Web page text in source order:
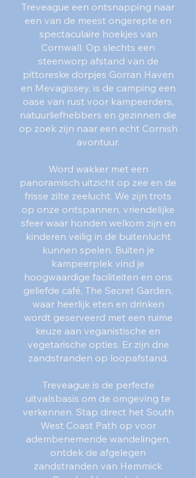
Treveague een ontsnapping naar
een van de meest ongerepte en
spectaculaire hoekjes van
Cornwall. Op slechts een
steenworp afstand van de
pittoreske dorpjes Gorran Haven
en Mevagissey, is de camping een
oase van rust voor kampeerders,
natuurliefhebbers en gezinnen die
op zoek zijn naar een echt Cornish
avontuur.
Word wakker met een
panoramisch uitzicht op zee en de
frisse zilte zeelucht. We zijn trots
op onze ontspannen, vriendelijke
sfeer waar honden welkom zijn en
kinderen veilig in de buitenlucht
kunnen spelen. Buiten je
kampeerplek vind je
hoogwaardige faciliteiten en ons
geliefde café, The Secret Garden,
waar heerlijk eten en drinken
wordt geserveerd met een ruime
keuze aan veganistische en
vegetarische opties. Er zijn drie
zandstranden op loopafstand.
Treveague is de perfecte
uitvalsbasis om de omgeving te
verkennen. Stap direct het South
West Coast Path op voor
adembenemende wandelingen,
ontdek de afgelegen
zandstranden van Hemmick